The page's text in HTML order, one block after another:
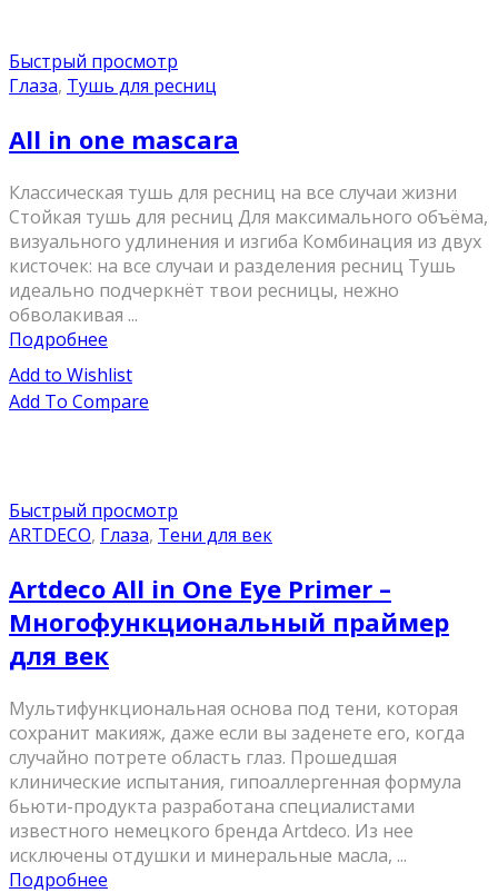
Быстрый просмотр
Глаза, Тушь для ресниц
All in one mascara
Классическая тушь для ресниц на все случаи жизни
Стойкая тушь для ресниц Для максимального объёма,
визуального удлинения и изгиба Комбинация из двух
кисточек: на все случаи и разделения ресниц Тушь
идеально подчеркнёт твои ресницы, нежно
обволакивая ...
Подробнее
Add to Wishlist
Add To Compare
Быстрый просмотр
ARTDECO, Глаза, Тени для век
Artdeco All in One Eye Primer –
Многофункциональный праймер
для век
Мультифункциональная основа под тени, которая
сохранит макияж, даже если вы заденете его, когда
случайно потрете область глаз. Прошедшая
клинические испытания, гипоаллергенная формула
бьюти-продукта разработана специалистами
известного немецкого бренда Artdeco. Из нее
исключены отдушки и минеральные масла, ...
Подробнее